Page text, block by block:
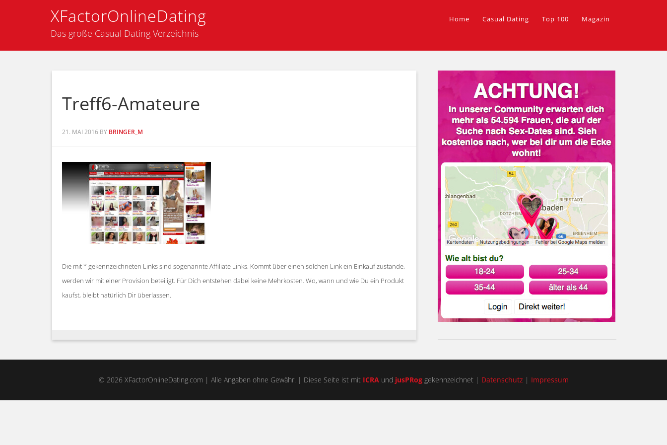
XFactorOnlineDating
Das große Casual Dating Verzeichnis
Home Casual Dating Top 100 Magazin
Treff6-Amateure
21. MAI 2016 BY BRINGER_M
Die mit * gekennzeichneten Links sind sogenannte Affiliate Links. Kommt über einen solchen Link ein Einkauf zustande,
werden wir mit einer Provision beteiligt. Für Dich entstehen dabei keine Mehrkosten. Wo, wann und wie Du ein Produkt
kaufst, bleibt natürlich Dir überlassen.
© 2026 XFactorOnlineDating.com | Alle Angaben ohne Gewähr. | Diese Seite ist mit ICRAund jusPRoggekennzeichnet | Datenschutz | Impressum